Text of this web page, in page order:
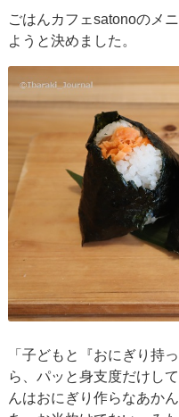
ごはんカフェsatonoのメ
ようと決めました。
「子どもと『おにぎり持
ら、パッと身支度だけし
んはおにぎり作らなあか